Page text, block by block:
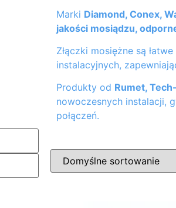
Marki Diamond, Conex,
jakości mosiądzu,
Złączki mosiężne są
instalacyjnych,
Produkty od Rumet,
nowoczesnych instalacji,
połączeń.